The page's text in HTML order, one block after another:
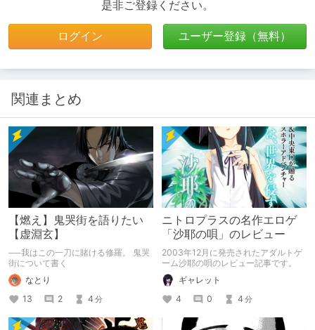
是非ご登録ください。
ログイン ユーザー登録（無料）
関連まとめ
【燃え】鬼哭街を語りたい
【虚淵玄】
──我はこの一刀に賭ける修羅。 鬼哭
街について書く
なとり
13
2 4 分
ニトロプラスの名作エロゲ
「沙耶の唄」のレビュー
2003年12月に発売されたアダルトゲ
ーム沙耶の唄のレビュー記事です。
ギャレット
4
0 4 分